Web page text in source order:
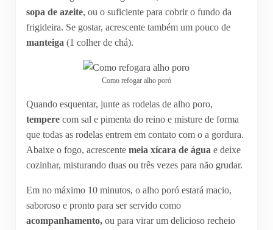
sopa de azeite, ou o suficiente para cobrir o fundo da
frigideira. Se gostar, acrescente também um pouco de
manteiga (1 colher de chá).
Como refogar alho poró
Quando esquentar, junte as rodelas de alho poro,
temperecom sal e pimenta do reino e misture de forma
que todas as rodelas entrem em contato com o a gordura.
Abaixe o fogo, acrescente meia xícara de água e deixe
cozinhar, misturando duas ou três vezes para não grudar.
Em no máximo 10 minutos, o alho poró estará macio,
saboroso e pronto para ser servido como
acompanhamento,ou para virar um delicioso recheio